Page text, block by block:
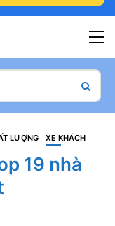
LƯỢNG XE KHÁCH
19 nhà